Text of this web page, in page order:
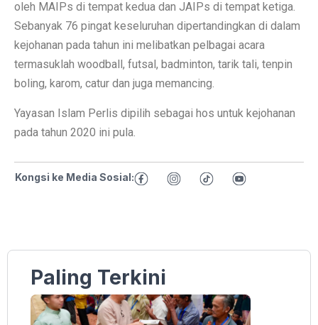
oleh MAIPs di tempat kedua dan JAIPs di tempat ketiga.
Sebanyak 76 pingat keseluruhan dipertandingkan di dalam
kejohanan pada tahun ini melibatkan pelbagai acara
termasuklah woodball, futsal, badminton, tarik tali, tenpin
boling, karom, catur dan juga memancing.
Yayasan Islam Perlis dipilih sebagai hos untuk kejohanan
pada tahun 2020 ini pula.
Kongsi ke Media Sosial:
Paling Terkini